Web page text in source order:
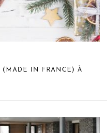
(MADE IN FRANCE) À